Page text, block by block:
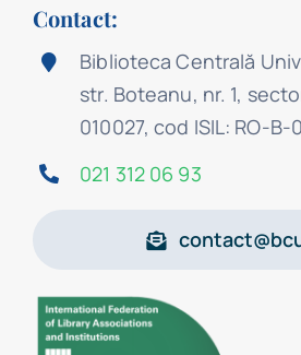
Contact:
Biblioteca Centrală
str. Boteanu, nr. 1,
010027, cod ISIL: RO-
021 312 06 93